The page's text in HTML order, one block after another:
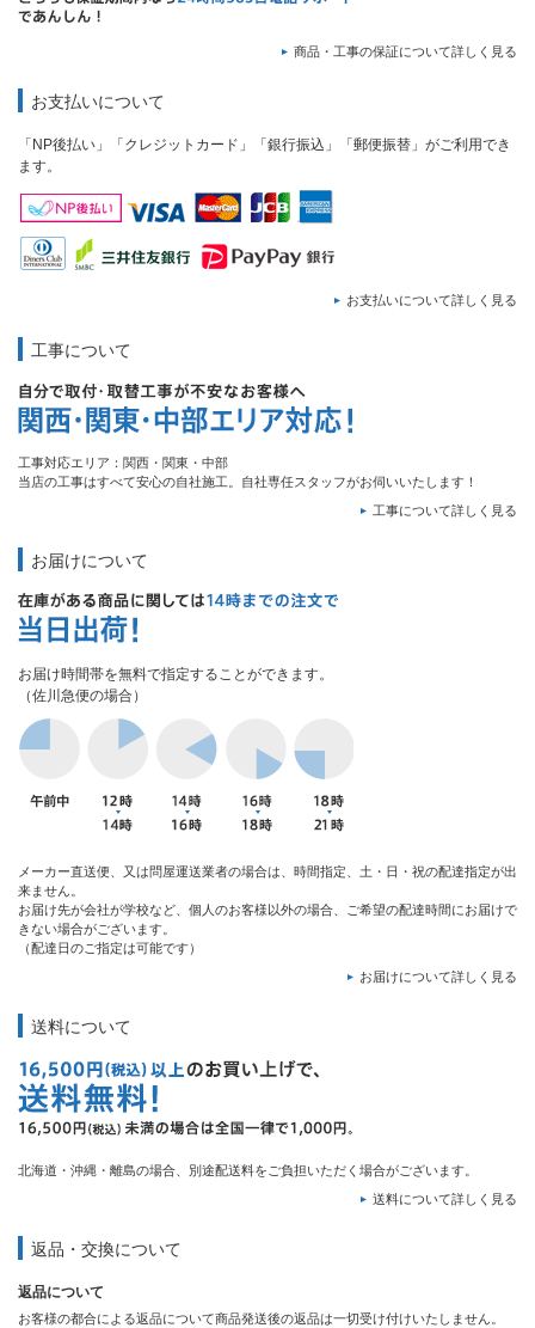
商品・工事の保証について詳しく見る
お支払いについて
「NP後払い」「クレジットカード」「銀行振込」「郵便振替」がご利用でき
ます。
お支払いについて詳しく見る
工事について
工事対応エリア：関西・関東・中部
当店の工事はすべて安心の自社施工。自社専任スタッフがお伺いいたします！
工事について詳しく見る
お届けについて
お届け時間帯を無料で指定することができます。
（佐川急便の場合）
メーカー直送便、又は問屋運送業者の場合は、時間指定、土・日・祝の配達指定が出
来ません。
お届け先が会社が学校など、個人のお客様以外の場合、ご希望の配達時間にお届けで
きない場合がございます。
（配達日のご指定は可能です）
お届けについて詳しく見る
送料について
北海道・沖縄・離島の場合、別途配送料をご負担いただく場合がございます。
送料について詳しく見る
返品・交換について
返品について
お客様の都合による返品について商品発送後の返品は一切受け付けいたしません。